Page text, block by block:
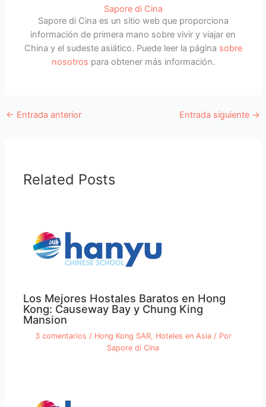
Sapore di Cina
Sapore di Cina es un sitio web que proporciona
información de primera mano sobre vivir y viajar en
China y el sudeste asiático. Puede leer la página sobre
nosotros para obtener más información.
← Entrada anterior Entrada siguiente →
Related Posts
Los Mejores Hostales Baratos en Hong
Kong: Causeway Bay y Chung King
Mansion
3 comentarios / Hong Kong SAR, Hoteles en Asia/ Por
Sapore di Cina